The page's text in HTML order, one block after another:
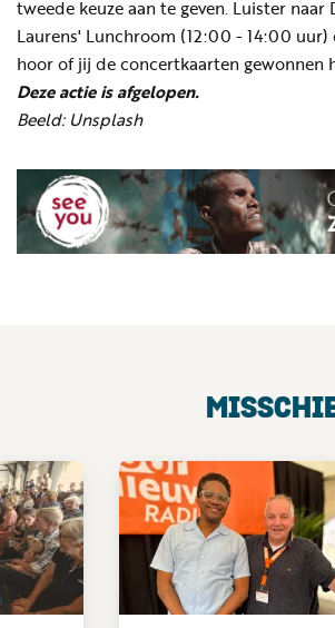
tweede keuze aan te geven. Luister
Laurens' Lunchroom (12:00 - 14:00
hoor of jij de concertkaarten gewonnen
Deze actie is afgelopen.
Beeld: Unsplash